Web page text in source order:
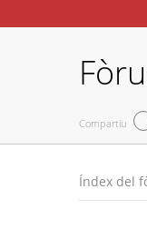
Compartiu
Índex del